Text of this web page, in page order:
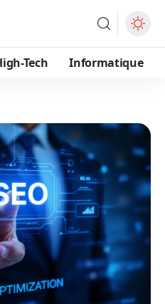
Tech Informatique